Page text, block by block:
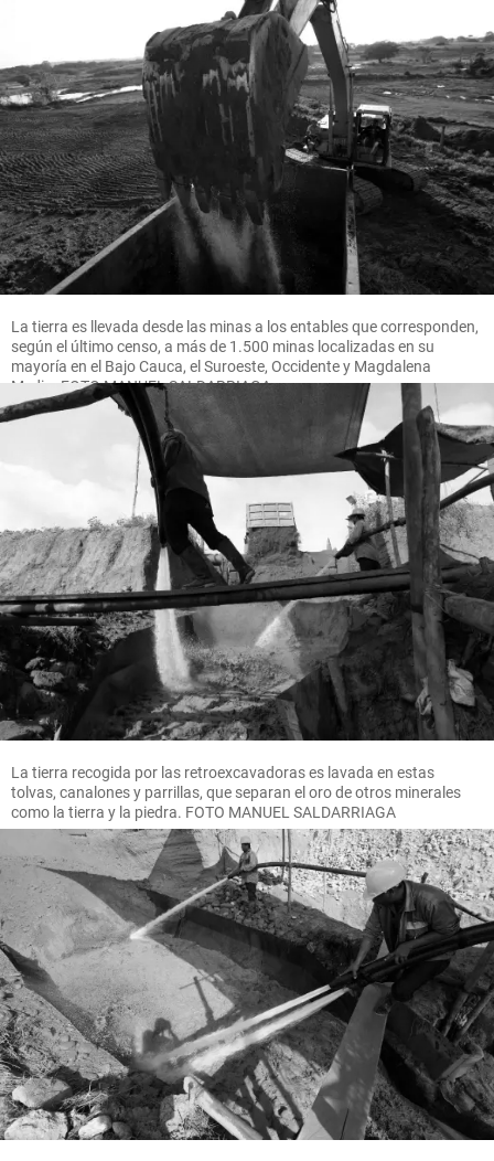
La tierra es llevada desde las minas a los entables que corresponden,
según el último censo, a más de 1.500 minas localizadas en su
mayoría en el Bajo Cauca, el Suroeste, Occidente y Magdalena
Medio. FOTO MANUEL SALDARRIAGA
La tierra recogida por las retroexcavadoras es lavada en estas
tolvas, canalones y parrillas, que separan el oro de otros minerales
como la tierra y la piedra. FOTO MANUEL SALDARRIAGA